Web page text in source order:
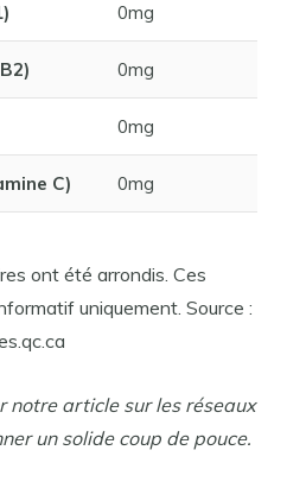
0mg
0mg
0mg
C) 0mg
ont été arrondis. Ces
uniquement. Source :
notre article sur les réseaux
un solide coup de pouce.